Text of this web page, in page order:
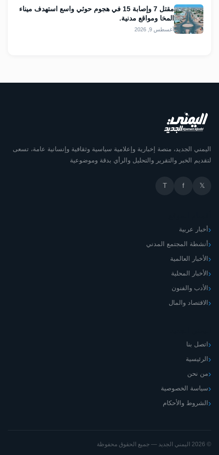
مقتل 7 وإصابة 15 في هجوم حوثي واسع استهدف ميناء
المخا ومواقع مدنية.
أغسطس 9, 2026
اليمني الجديد، منصة إخبارية وإعلامية سياسية وثقافية وإنسانية عامة، تسعى
لتقديم الخبر والتقرير والتحليل والرأي بدقة وموضوعية
𝕏
f
T
أخبار عربية
أنشطة المجتمع المدني
الأخبار العالمية
الأخبار المحلية
الأدب والفنون
الاقتصاد والمال
اتصل بنا
الرئيسية
من نحن
سياسة الخصوصية
الشروط والأحكام
© 2026 اليمني الجديد — جميع الحقوق محفوظة